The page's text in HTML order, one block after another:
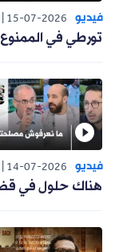
فيديو 15-07-2026
تورطي في الممنوع
فيديو 14-07-2026
هناك حلول في